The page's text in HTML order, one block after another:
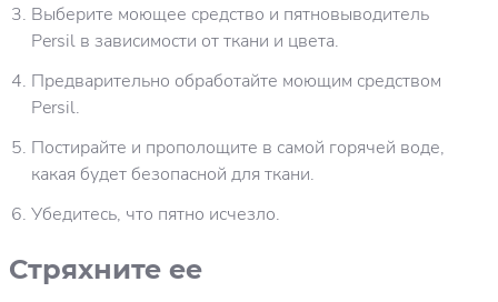
Выберите моющее средство и пятновыводитель
Persil в зависимости от ткани и цвета.
Предварительно обработайте моющим средством
Persil.
Постирайте и прополощите в самой горячей воде,
какая будет безопасной для ткани.
Убедитесь, что пятно исчезло.
Стряхните ее